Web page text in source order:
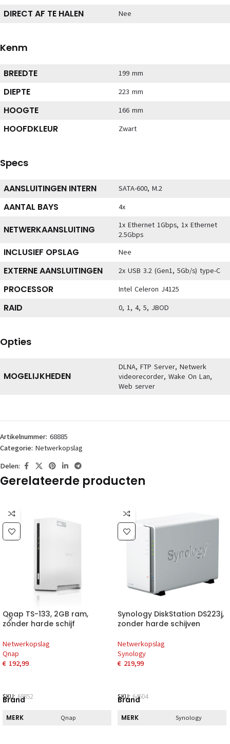
DIRECT AF TE HALEN Nee
Kenm
BREEDTE 199 mm
DIEPTE 223 mm
HOOGTE 166 mm
HOOFDKLEUR Zwart
Specs
AANSLUITINGEN INTERN SATA-600, M.2
AANTAL BAYS 4x
NETWERKAANSLUITING
1x Ethernet 1Gbps, 1x Ethernet
2.5Gbps
INCLUSIEF OPSLAG Nee
EXTERNE AANSLUITINGEN 2x USB 3.2 (Gen1, 5Gb/s) type-C
PROCESSOR Intel Celeron J4125
RAID 0, 1, 4, 5, JBOD
Opties
MOGELIJKHEDEN
DLNA, FTP Server, Netwerk
videorecorder, Wake On Lan,
Web server
Artikelnummer: 68885
Categorie: Netwerkopslag
Delen:
Gerelateerde producten
Qnap TS-133, 2GB ram,
zonder harde schijf
Netwerkopslag
Qnap
€ 192,99
SKU:68852
Brand
MERK Qnap
Synology DiskStation DS223j,
zonder harde schijven
Netwerkopslag
Synology
€ 219,99
SKU:64604
Brand
MERK Synology